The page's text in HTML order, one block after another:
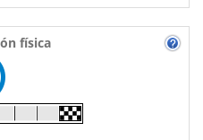
física